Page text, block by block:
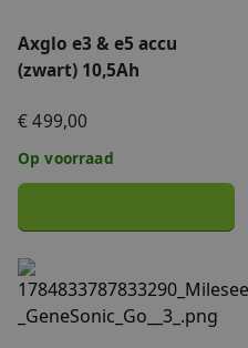
Axglo e3 & e5 accu
(zwart) 10,5Ah
€ 499,00
Op voorraad
GeneSonic Go Golf GPS